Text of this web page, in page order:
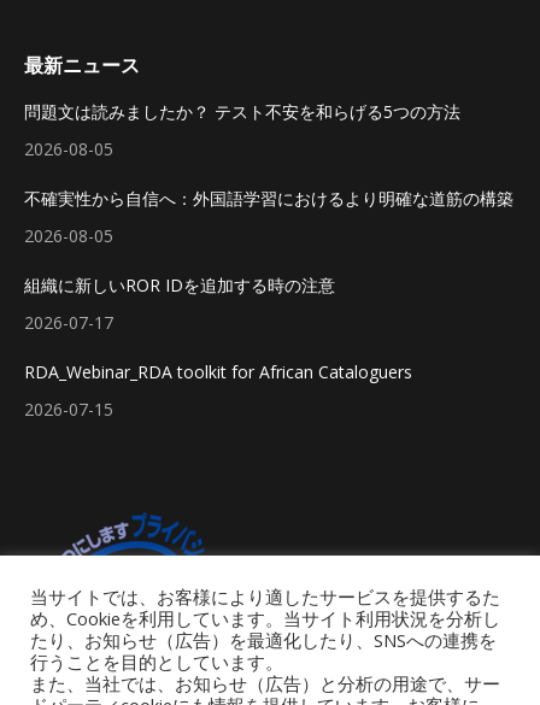
最新ニュース
問題文は読みましたか？ テスト不安を和らげる5つの方法
2026-08-05
不確実性から自信へ：外国語学習におけるより明確な道筋の構築
2026-08-05
組織に新しいROR IDを追加する時の注意
2026-07-17
RDA_Webinar_RDA toolkit for African Cataloguers
2026-07-15
当サイトでは、お客様により適したサービスを提供するた
め、Cookieを利用しています。当サイト利用状況を分析し
たり、お知らせ（広告）を最適化したり、SNSへの連携を
行うことを目的としています。
また、当社では、お知らせ（広告）と分析の用途で、サー